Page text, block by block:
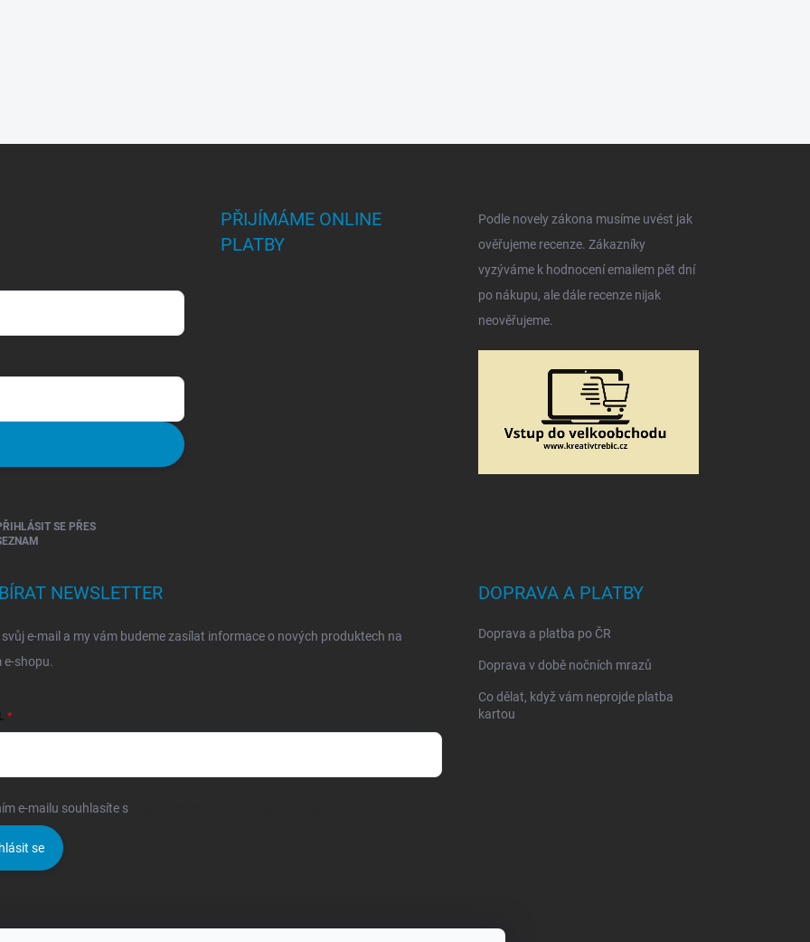
SE PŘES
PŘIJÍMÁME ONLINE
PLATBY
Podle novely zákona musíme uvést jak
ověřujeme recenze. Zákazníky
vyzýváme k hodnocení emailem pět dní
po nákupu, ale dále recenze nijak
neověřujeme.
NEWSLETTER
e-mail a my vám budeme zasílat informace o nových produktech na
e-shopu.
e-mailu souhlasíte s
se
DOPRAVA A PLATBY
Doprava a platba po ČR
Doprava v době nočních mrazů
Co dělat, když vám neprojde platba
kartou